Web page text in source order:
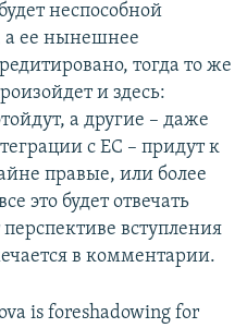
неспособной
а ее нынешнее
тогда то же
и здесь:
а другие – даже
с ЕС – придут к
правые, или более
это будет отвечать
вступления
в комментарии.
is foreshadowing for